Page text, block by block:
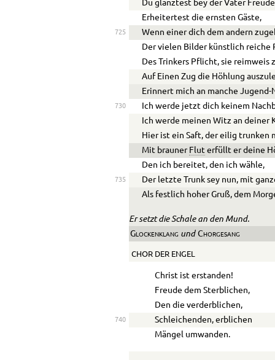
Du glänztest bey der Väter
Erheitertest die ernsten Gäste,
725
Wenn einer dich dem andern
Der vielen Bilder künstlich reiche
Des Trinkers Pflicht, sie reimweis
Auf Einen Zug die Höhlung
Erinnert mich an manche Jugend-
730
Ich werde jetzt dich keinem
Ich werde meinen Witz an deiner
Hier ist ein Saft, der eilig trunken
Mit brauner Flut erfüllt er deine
Den ich bereitet, den ich wähle,
735
Der letzte Trunk sey nun, mit
Als festlich hoher Gruß, dem
Er setzt die Schale an den Mund.
Glockenklang und Chorgesang
CHOR DER ENGEL
Christ ist erstanden!
Freude dem Sterblichen,
Den die verderblichen,
740
Schleichenden, erblichen
Mängel umwanden.